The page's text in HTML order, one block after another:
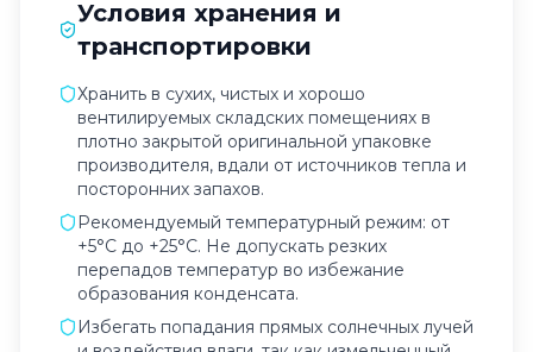
Условия хранения и
транспортировки
Хранить в сухих, чистых и хорошо
вентилируемых складских помещениях в
плотно закрытой оригинальной упаковке
производителя, вдали от источников тепла и
посторонних запахов.
Рекомендуемый температурный режим: от
+5°C до +25°C. Не допускать резких
перепадов температур во избежание
образования конденсата.
Избегать попадания прямых солнечных лучей